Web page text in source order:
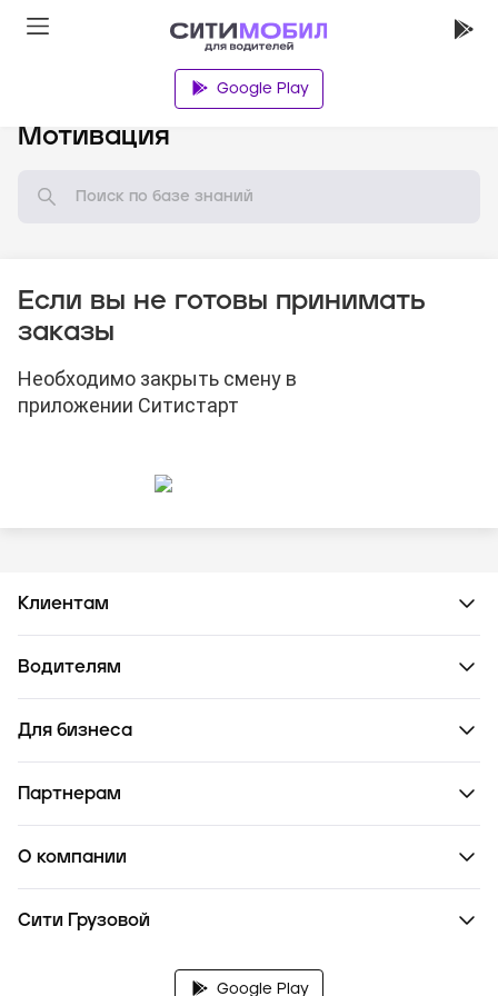
Google Play
Мотивация
Если вы не готовы принимать
заказы
Необходимо закрыть смену в
приложении Ситистарт
Клиентам
Водителям
Для бизнеса
Партнерам
О компании
Сити Грузовой
Google Play